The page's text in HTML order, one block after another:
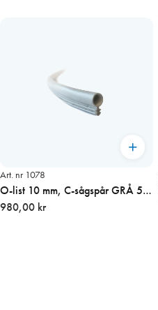
Art. nr 1078
O-list 10 mm, C-sågspår GRÅ 50
m
980,00 kr